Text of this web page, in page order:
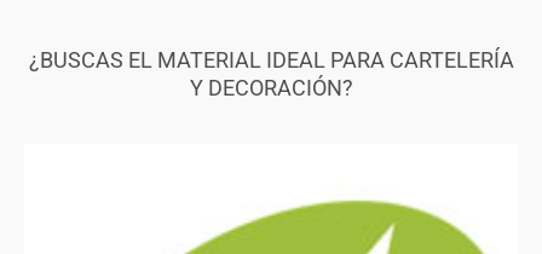
¿BUSCAS EL MATERIAL IDEAL PARA CARTELERÍA
Y DECORACIÓN?